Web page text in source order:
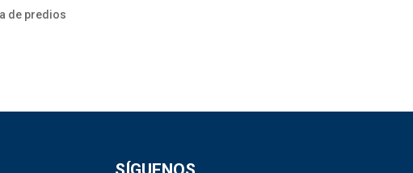
de predios